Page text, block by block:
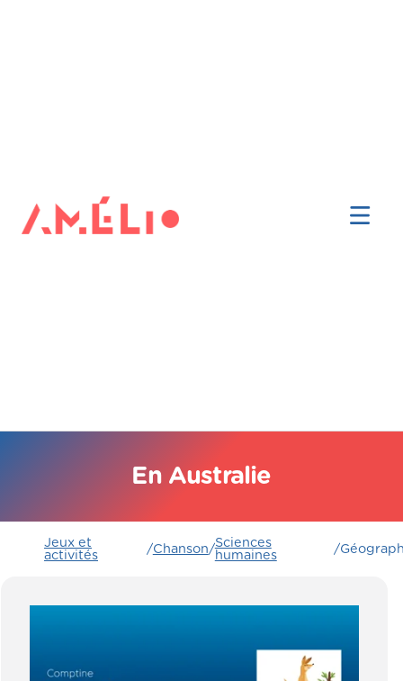
En Australie
Jeux et
activités
/Chanson/Sciences
humaines
/